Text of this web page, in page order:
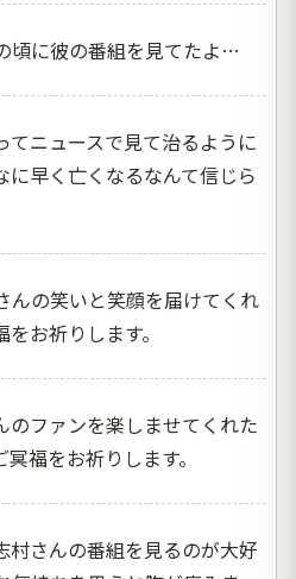
頃に彼の番組を見てたよ…
てニュースで見て治るように
早く亡くなるなんて信じら
んの笑いと笑顔を届けてくれ
お祈りします。
のファンを楽しませてくれた
福をお祈りします。
村さんの番組を見るのが大好